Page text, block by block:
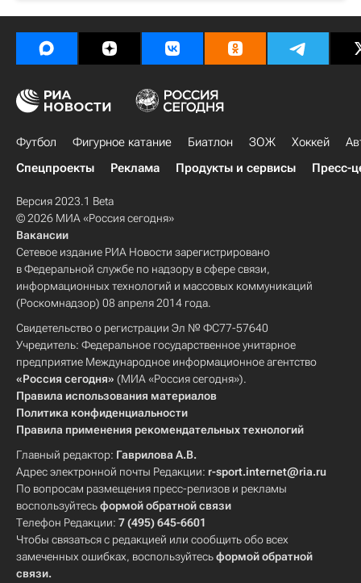
Футбол Фигурное катание Биатлон ЗОЖ Хоккей
Спецпроекты
Реклама Продукты и сервисы Пресс-
Версия 2023.1 Beta
© 2026 МИА «Россия сегодня»
Вакансии
Сетевое издание РИА Новости зарегистрировано
в Федеральной службе по надзору в сфере связи,
информационных технологий и массовых коммуникаций
(Роскомнадзор) 08 апреля 2014 года.
Свидетельство о регистрации Эл № ФС77-57640
Учредитель: Федеральное государственное унитарное
предприятие Международное информационное агентство
«Россия сегодня» (МИА «Россия сегодня»).
Правила использования материалов
Политика конфиденциальности
Правила применения рекомендательных технологий
Главный редактор: Гаврилова А.В.
Адрес электронной почты Редакции: r-sport.internet@ria.ru
По вопросам размещения пресс-релизов и рекламы
воспользуйтесьформой обратной связи
Телефон Редакции: 7 (495) 645-6601
Чтобы связаться с редакцией или сообщить обо всех
замеченных ошибках, воспользуйтесьформой обратной
связи.